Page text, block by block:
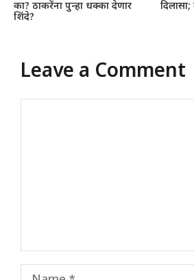
का? ठाकरेंना पुन्हा धक्का देणार
शिंदे?
Leave a Comment
Name